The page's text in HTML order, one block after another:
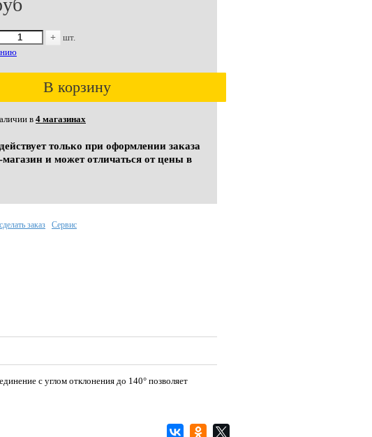
+
шт.
В корзину
в4 магазинах
только при оформлении заказа
магазин и может отличаться от цены в
с углом отклонения до 140° позволяет
заказ Сервис